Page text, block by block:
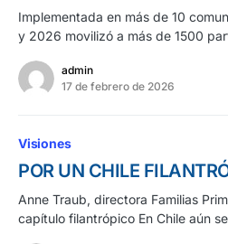
Implementada en más de 10
y 2026 movilizó a más de 1500
admin
17 de febrero de 2026
Visiones
POR UN CHILE
Anne Traub, directora Familias
capítulo filantrópico En Chile aún